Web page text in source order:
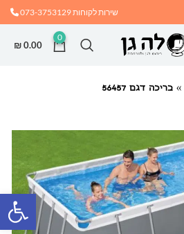
שירות לקוחות073-3753129
0
₪0.00
» בריכה דגם 56457